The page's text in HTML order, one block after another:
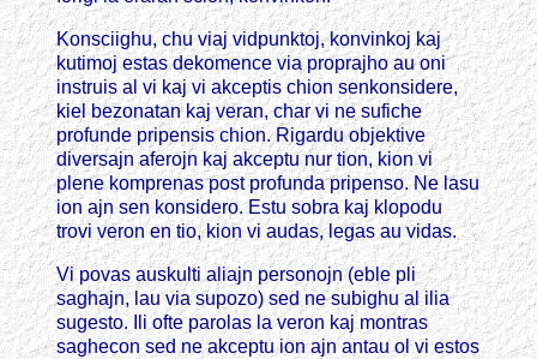
Konsciighu, chu viaj vidpunktoj, konvinkoj kaj
kutimoj estas dekomence via proprajho au oni
instruis al vi kaj vi akceptis chion senkonsidere,
kiel bezonatan kaj veran, char vi ne sufiche
profunde pripensis chion. Rigardu objektive
diversajn aferojn kaj akceptu nur tion, kion vi
plene komprenas post profunda pripenso. Ne lasu
ion ajn sen konsidero. Estu sobra kaj klopodu
trovi veron en tio, kion vi audas, legas au vidas.
Vi povas auskulti aliajn personojn (eble pli
saghajn, lau via supozo) sed ne subighu al ilia
sugesto. Ili ofte parolas la veron kaj montras
saghecon sed ne akceptu ion ajn antau ol vi estos